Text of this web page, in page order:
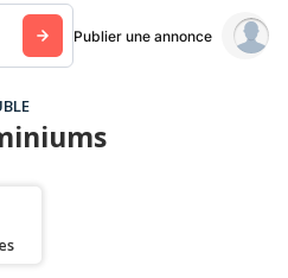
Publier une annonce